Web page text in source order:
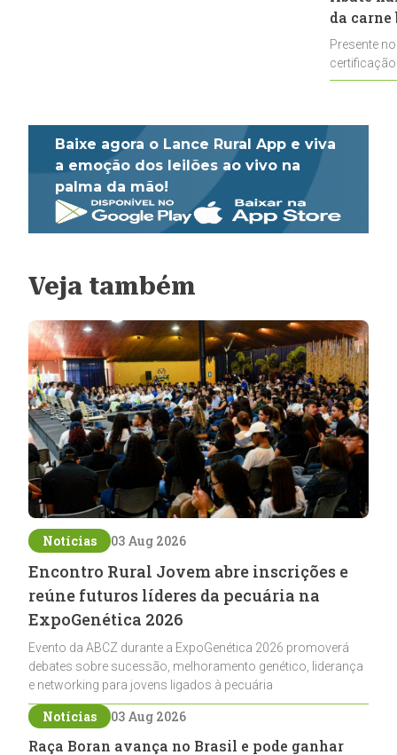
da
Presente
Baixe agora o Lance Rural App e viva
a emoção dos leilões ao vivo na
palma da mão!
Veja também
Notícias 03 Aug 2026
Encontro Rural Jovem abre inscrições e
reúne futuros líderes da pecuária na
ExpoGenética 2026
Evento da ABCZ durante a ExpoGenética 2026 promoverá
debates sobre sucessão, melhoramento genético, liderança
e networking para jovens ligados à pecuária
Notícias 03 Aug 2026
Raça Boran avança no Brasil e pode ganhar